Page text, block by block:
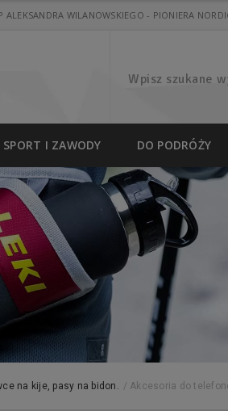
ALEKSANDRA WILANOWSKIEGO - PIONIERA
SPORT I ZAWODY DO PODRÓŻY
na kije, pasy na bidon. / Akcesoria do